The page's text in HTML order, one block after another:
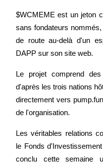
Stratégies de trading
Apprenez à rester rentable
$WCMEME est un jeton
sans fondateurs
de route au-delà d'un
DAPP sur son site web.
Le projet comprend
d'après les trois nations
directement vers
de l'organisation.
Les véritables relations
le Fonds
conclu cette semaine